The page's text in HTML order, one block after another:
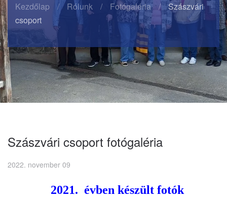
Kezdőlap Rólunk Fotógaléria
Szászvári
csoport
Szászvári csoport fotógaléria
2022. november 09
2021. évben készült fotók